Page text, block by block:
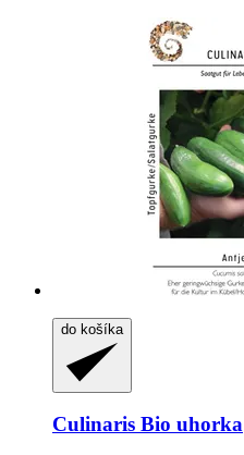
do košíka
Culinaris Bio uhorka